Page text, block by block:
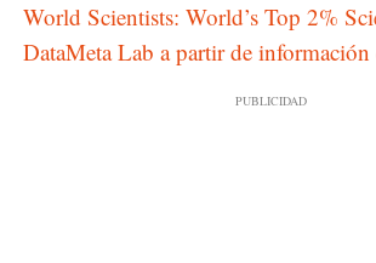
World Scientists: World’s Top 2%
DataMeta Lab a partir de información